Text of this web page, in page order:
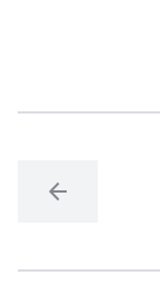
arrow_back